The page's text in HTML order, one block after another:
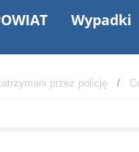
Wypadki
przez policję